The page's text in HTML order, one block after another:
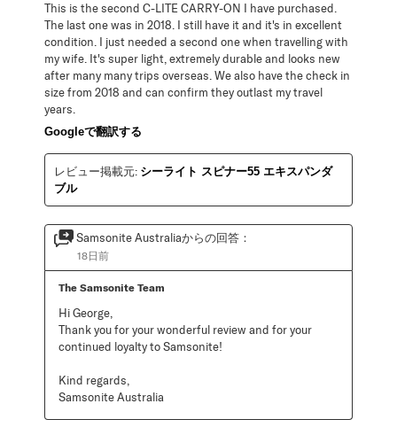
This is the second C-LITE CARRY-ON I have purchased.
The last one was in 2018. I still have it and it's in excellent
condition. I just needed a second one when travelling with
my wife. It's super light, extremely durable and looks new
after many many trips overseas. We also have the check in
size from 2018 and can confirm they outlast my travel
years.
Googleで翻訳する
レビュー掲載元: シーライト スピナー55 エキスパンダ
ブル
Samsonite Australiaからの回答：
18日前
The Samsonite Team
Hi George,
Thank you for your wonderful review and for your
continued loyalty to Samsonite!
Kind regards,
Samsonite Australia